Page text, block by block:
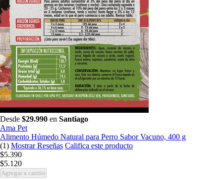
Desde $29.990 en Santiago
Ama Pet
Alimento Húmedo Natural para Perro Sabor Vacuno, 400 g
(1) Mostrar Reseñas Califica este producto
$5.390
$5.120
Agregar a carrito